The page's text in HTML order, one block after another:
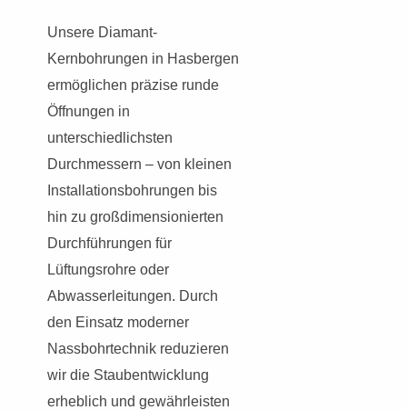
Unsere Diamant-
Kernbohrungen in Hasbergen
ermöglichen präzise runde
Öffnungen in
unterschiedlichsten
Durchmessern – von kleinen
Installationsbohrungen bis
hin zu großdimensionierten
Durchführungen für
Lüftungsrohre oder
Abwasserleitungen. Durch
den Einsatz moderner
Nassbohrtechnik reduzieren
wir die Staubentwicklung
erheblich und gewährleisten